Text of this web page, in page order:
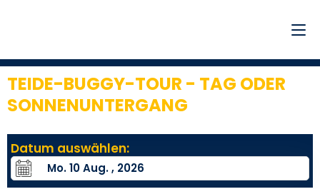
TEIDE-BUGGY-TOUR - TAG ODER
SONNENUNTERGANG
Datum auswählen: